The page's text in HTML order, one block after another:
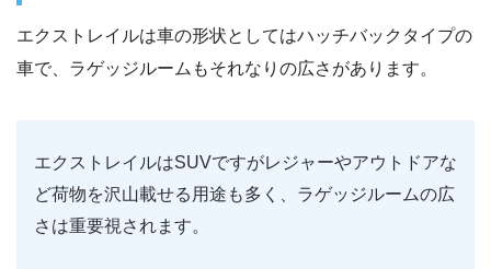
エクストレイルは車の形状としてはハッチバックタイプの
車で、ラゲッジルームもそれなりの広さがあります。
エクストレイルはSUVですがレジャーやアウトドアな
ど荷物を沢山載せる用途も多く、ラゲッジルームの広
さは重要視されます。